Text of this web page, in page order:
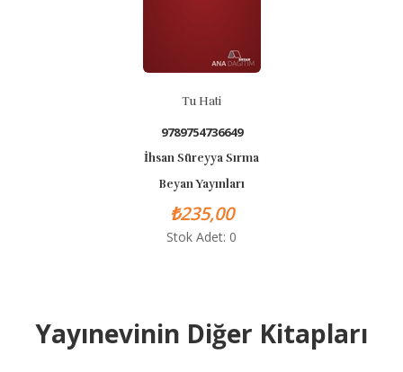
Tu Hati
9789754736649
İhsan Süreyya Sırma
Beyan Yayınları
₺235,00
Stok Adet: 0
Yayınevinin Diğer Kitapları